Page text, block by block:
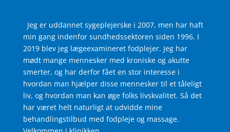
Jeg er uddannet sygeplejerske i 2007, men har haft
min gang indenfor sundhedssektoren siden 1996. I
2019 blev jeg lægeexamineret fodplejer. Jeg har
mødt mange mennesker med kroniske og akutte
smerter, og har derfor fået en stor interesse i
hvordan man hjælper disse mennesker til et tåleligt
liv, og hvordan man kan øge folks livskvalitet. Så det
har været helt naturligt at udvidde mine
behandlingstilbud med fodpleje og massage.